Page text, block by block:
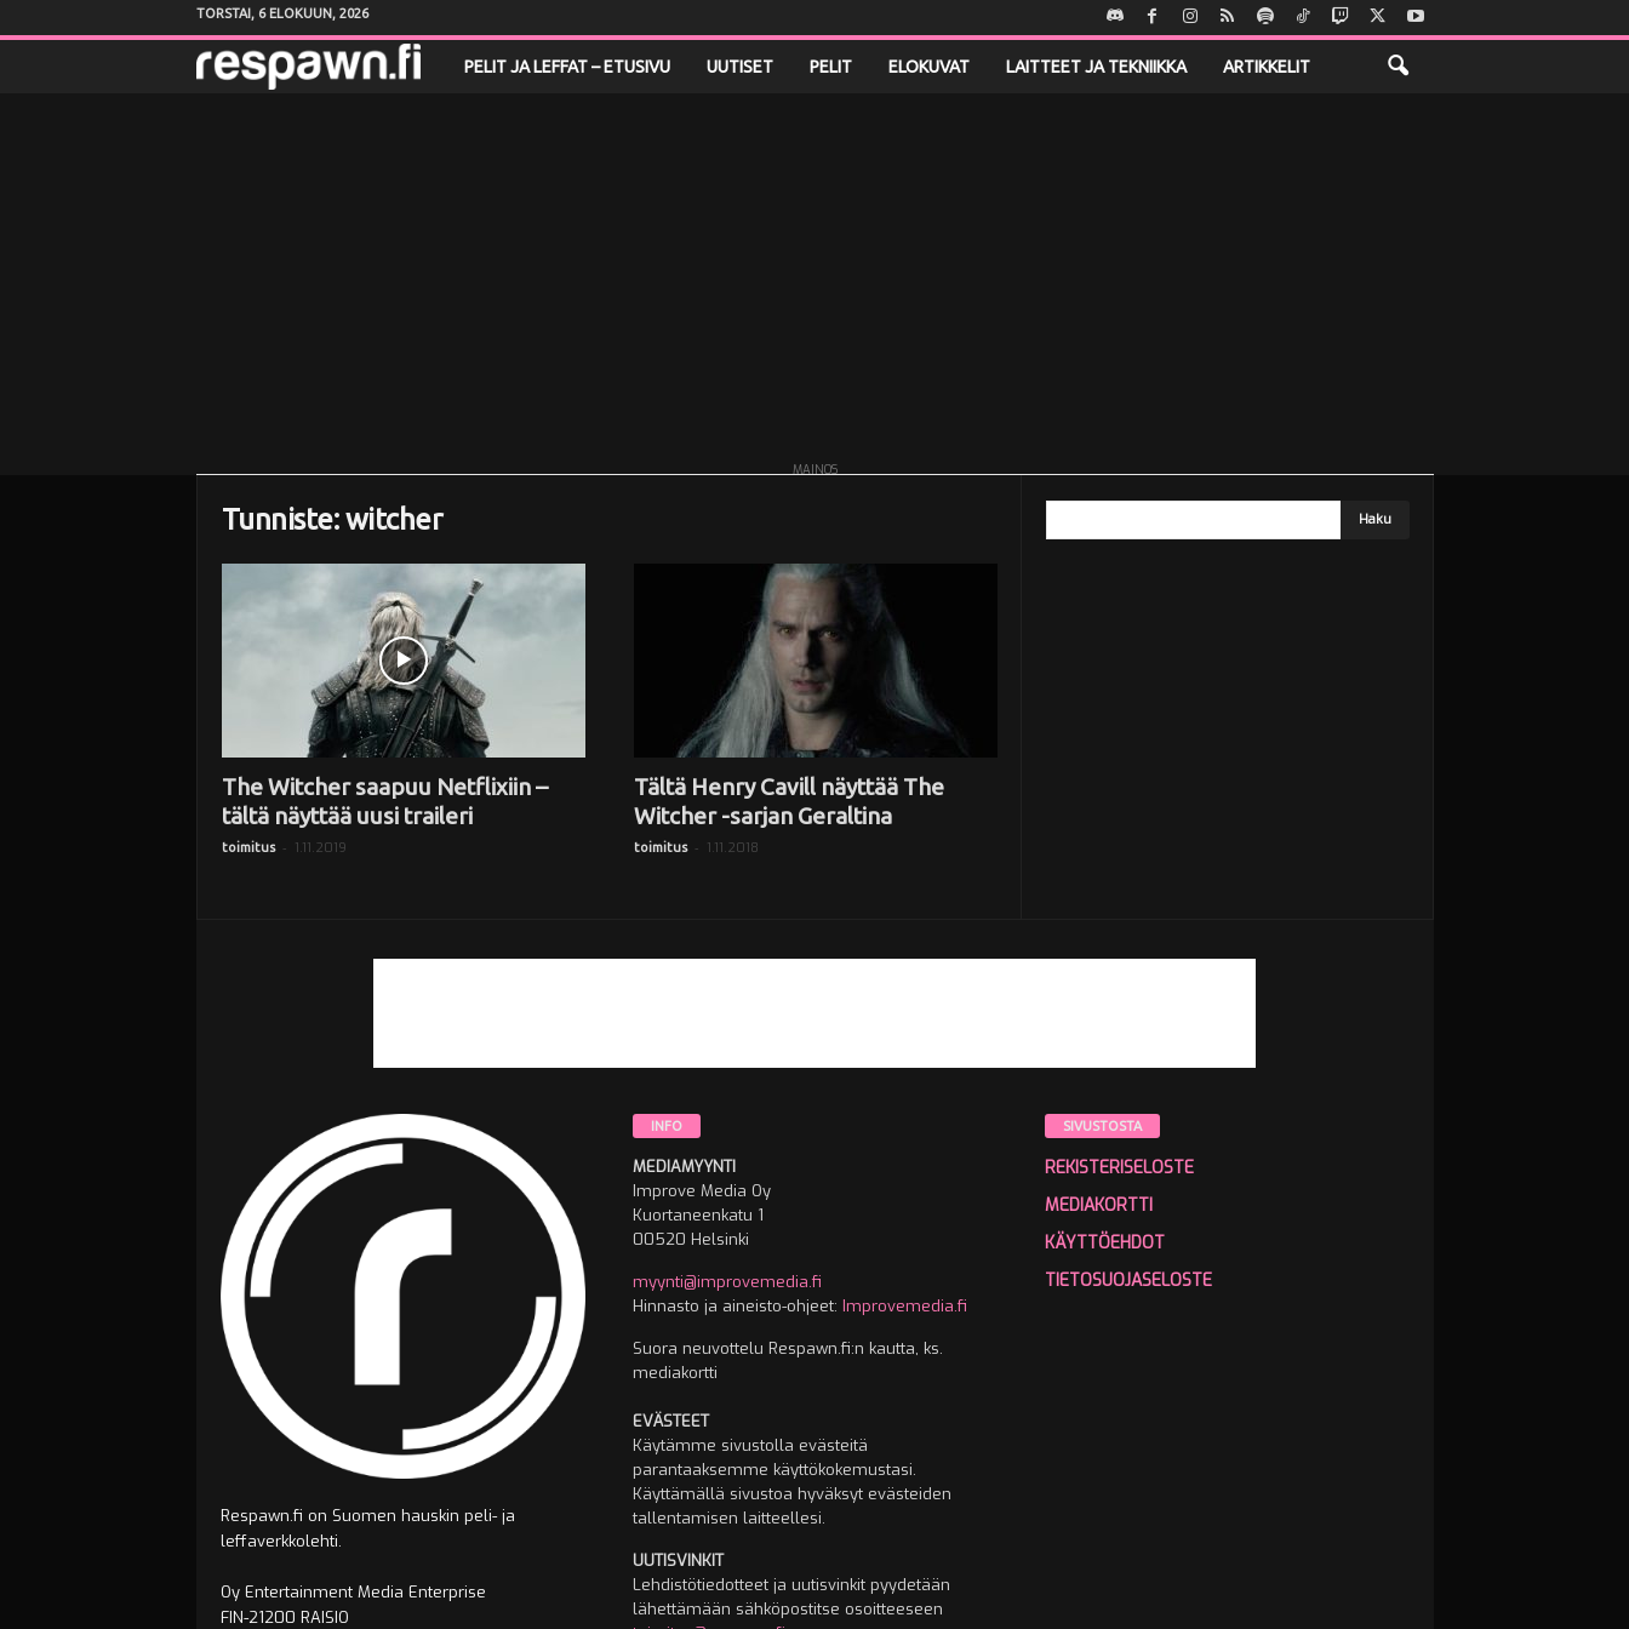
TORSTAI, 6 ELOKUUN, 2026
PELIT JA LEFFAT – ETUSIVU UUTISET PELIT ELOKUVAT LAITTEET JA TEKNIIKKA ARTIKKELIT
MAINOS
Tunniste: witcher
The Witcher saapuu Netflixiin –
tältä näyttää uusi traileri
toimitus - 1.11.2019
Tältä Henry Cavill näyttää The
Witcher -sarjan Geraltina
toimitus - 1.11.2018
Respawn.fi on Suomen hauskin peli- ja
leffaverkkolehti.
Oy Entertainment Media Enterprise
FIN-21200 RAISIO
INFO
MEDIAMYYNTI
Improve Media Oy
Kuortaneenkatu 1
00520 Helsinki
myynti@improvemedia.fi
Hinnasto ja aineisto-ohjeet: Improvemedia.fi
Suora neuvottelu Respawn.fi:n kautta, ks.
mediakortti
EVÄSTEET
Käytämme sivustolla evästeitä
parantaaksemme käyttökokemustasi.
Käyttämällä sivustoa hyväksyt evästeiden
tallentamisen laitteellesi.
UUTISVINKIT
Lehdistötiedotteet ja uutisvinkit pyydetään
lähettämään sähköpostitse osoitteeseen
SIVUSTOSTA
REKISTERISELOSTE
MEDIAKORTTI
KÄYTTÖEHDOT
TIETOSUOJASELOSTE